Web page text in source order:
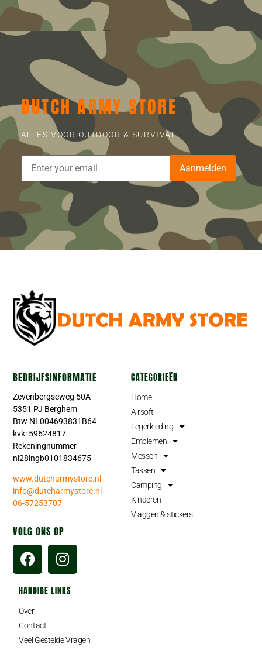
DUTCH ARMY STORE
ALLES VOOR OUTDOOR & SURVIVAL!
Aanmelden
BEDRIJFSINFORMATIE
Zevenbergseweg 50A
5351 PJ Berghem
Btw NL004693831B64
kvk: 59624817
Rekeningnummer –
nl28ingb0101834675
www.dutcharmystore.nl
info@dutcharmystore.nl
06-57253707
VOLG ONS OP
CATEGORIEËN
Home
Airsoft
Legerkleding
Emblemen
Messen
Tassen
Camping
Kinderen
Vlaggen & stickers
HANDIGE LINKS
Over
Contact
Veel Gestelde Vragen